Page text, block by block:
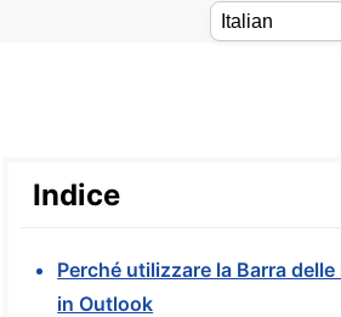
Indice
Perché utilizzare la Barra
in Outlook